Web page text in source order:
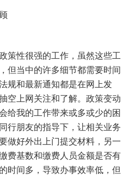
策性很强的工作，虽然这些工
但当中的许多细节都需要时间
规和最新通知都是在网上发
空上网关注和了解。政策变动
给我的工作带来或多或少的困
行朋友的指导下，让相关业务
做好外出上门提交材料，另一
费基数和缴费人员金额是否有
时间多，导致办事效率低，但